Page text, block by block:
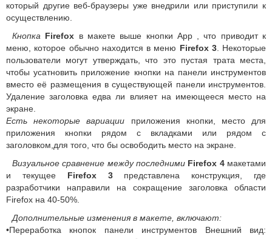
который другие веб-браузеры уже внедрили или приступили к
осуществлению.
Кнопка Firefox в макете выше кнопки App , что приводит к
меню, которое обычно находится в меню Firefox 3. Некоторые
пользователи могут утверждать, что это пустая трата места,
чтобы усатновить приложение кнопки на панели инструментов
вместо её размещения в существующей панели инструментов.
Удаление заголовка едва ли влияет на имеющееся место на
экране.
Есть некоторые вариации приложения кнопки, место для
приложения кнопки рядом с вкладками или рядом с
заголовком,для того, что бы освободить место на экране.
Визуальное сравнение между последними Firefox 4макетами
и текущее Firefox 3представлена конструкция, где
разработчики направили на сокращение заголовка области
Firefox на 40-50%.
Дополнительные изменения в макете, включают:
•Переработка кнопок панели инструментов Внешний вид: